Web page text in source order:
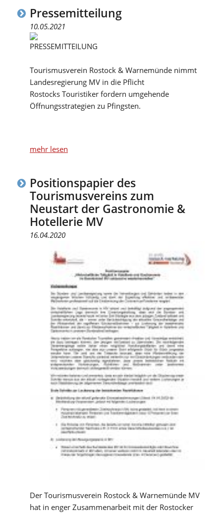
Pressemitteilung
10.05.2021
PRESSEMITTEILUNG
Tourismusverein Rostock & Warnemünde nimmt
Landesregierung MV in die Pflicht
Rostocks Touristiker fordern umgehende
Öffnungsstrategien zu Pfingsten.
mehr lesen
Positionspapier des
Tourismusvereins zum
Neustart der Gastronomie &
Hotellerie MV
16.04.2020
Der Tourismusverein Rostock & Warnemünde MV
hat in enger Zusammenarbeit mit der Rostocker